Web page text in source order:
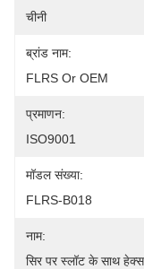
चीनी
ब्रांड नाम:
FLRS Or OEM
प्रमाणन:
ISO9001
मॉडल संख्या:
FLRS-B018
नाम:
सिर पर स्लॉट के साथ हेक्स